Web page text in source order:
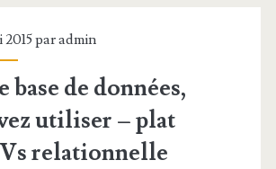
paradmin
base de données,
utiliser – plat
relationnelle